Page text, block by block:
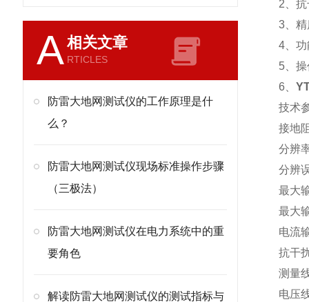
A相关文章
RTICLES
防雷大地网测试仪的工作原理是什
么？
防雷大地网测试仪现场标准操作步骤
（三极法）
防雷大地网测试仪在电力系统中的重
要角色
解读防雷大地网测试仪的测试指标与
2、
3、
4、
5、
6、
技术
接地
分
分辨
最大
最大
电流
抗干
测量
电压